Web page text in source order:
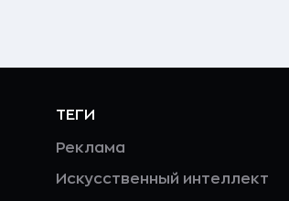
ТЕГИ
Реклама
Искусственный интеллект